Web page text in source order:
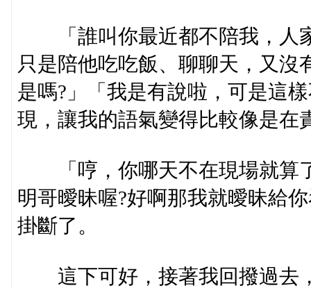
「誰叫你最近都不陪我，人
只是陪他吃吃飯、聊聊天，又
是嗎?」「我是有說啦，可是這
現，讓我的語氣變得比較像是在
「哼，你哪天不在現場就算
明哥曖昧喔?好啊那我就曖昧給
掛斷了。
這下可好，接著我回撥過去